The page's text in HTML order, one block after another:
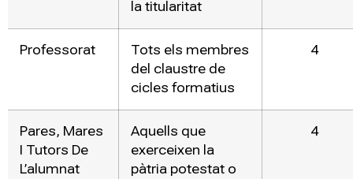
la titularitat
Professorat
Tots els membres
del claustre de
cicles formatius
4
Pares, Mares
I Tutors De
L’alumnat
Aquells que
exerceixen la
pàtria potestat o
4